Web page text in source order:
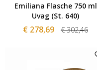
Emiliana Flasche 750 ml
Uvag (St. 640)
€ 278,69 € 302,46